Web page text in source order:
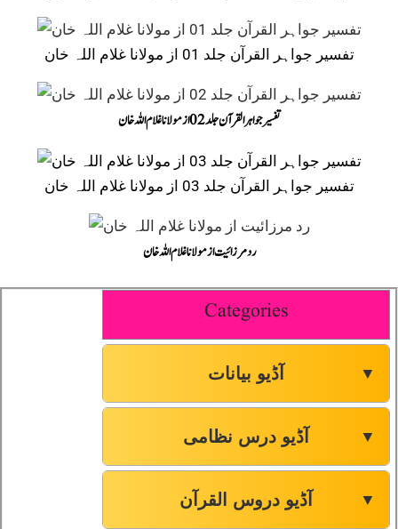
تفسیر جواہر القرآن جلد 01 از مولانا غلام اللہ خان
تفسیر جواہر القرآن جلد 02 از مولانا غلام اللہ خان
تفسیر جواہر القرآن جلد 03 از مولانا غلام اللہ خان
رد مرزائیت از مولانا غلام اللہ خان
Categories
آڈیو بیانات ▼
آڈیو درس نظامی ▼
آڈیو دروس القرآن ▼